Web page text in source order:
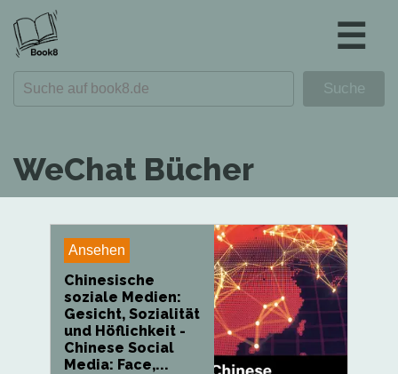
☰
WeChat Bücher
Ansehen
Chinesische
soziale Medien:
Gesicht, Sozialität
und Höflichkeit -
Chinese Social
Media: Face,...